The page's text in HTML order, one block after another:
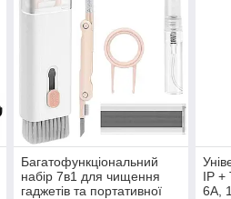
Багатофункціональний
набір 7в1 для чищення
гаджетів та портативної
IP +
6А,